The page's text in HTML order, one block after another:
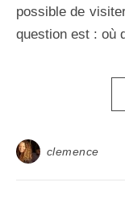
possible de
question est : où
clemence